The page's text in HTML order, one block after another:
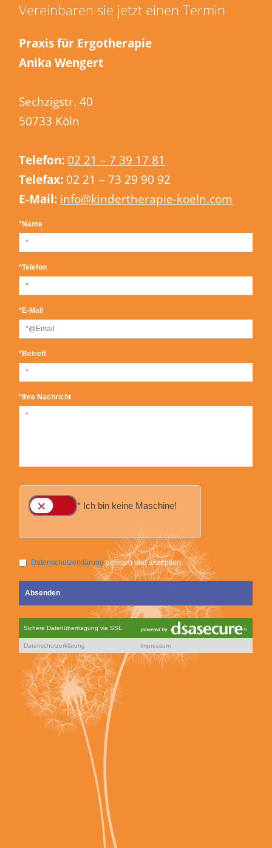
Vereinbaren sie jetzt einen Termin
Praxis für Ergotherapie
Anika Wengert
Sechzigstr. 40
50733 Köln
Telefon: 02 21 – 7 39 17 81
Telefax: 02 21 – 73 29 90 92
E-Mail: info@kindertherapie-koeln.com